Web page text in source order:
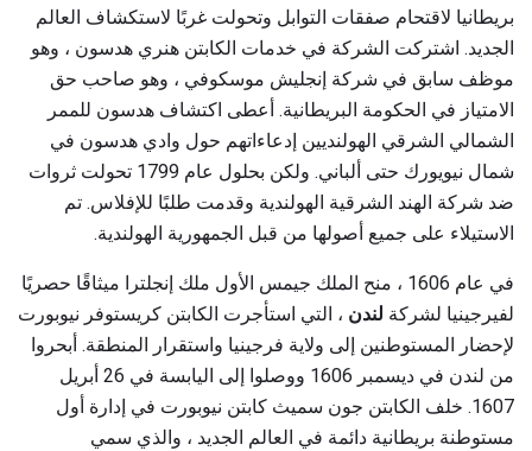
بريطانيا لاقتحام صفقات التوابل وتحولت غربًا لاستكشاف العالم
الجديد. اشتركت الشركة في خدمات الكابتن هنري هدسون ، وهو
موظف سابق في شركة إنجليش موسكوفي ، وهو صاحب حق
الامتياز في الحكومة البريطانية. أعطى اكتشاف هدسون للممر
الشمالي الشرقي الهولنديين إدعاءاتهم حول وادي هدسون في
شمال نيويورك حتى ألباني. ولكن بحلول عام 1799 تحولت ثروات
ضد شركة الهند الشرقية الهولندية وقدمت طلبًا للإفلاس. تم
الاستيلاء على جميع أصولها من قبل الجمهورية الهولندية.
في عام 1606 ، منح الملك جيمس الأول ملك إنجلترا ميثاقًا حصريًا
لفيرجينيا لشركة لندن ، التي استأجرت الكابتن كريستوفر نيوبورت
لإحضار المستوطنين إلى ولاية فرجينيا واستقرار المنطقة. أبحروا
من لندن في ديسمبر 1606 ووصلوا إلى اليابسة في 26 أبريل
1607. خلف الكابتن جون سميث كابتن نيوبورت في إدارة أول
مستوطنة بريطانية دائمة في العالم الجديد ، والذي سمي